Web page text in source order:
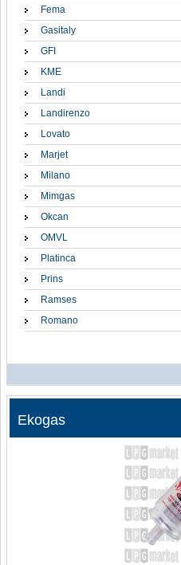
Fema
Gasitaly
GFI
KME
Landi
Landirenzo
Lovato
Marjet
Milano
Mimgas
Okcan
OMVL
Platinca
Prins
Ramses
Romano
Ekogas